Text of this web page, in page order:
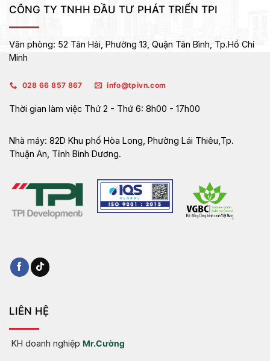
CÔNG TY TNHH ĐẦU TƯ PHÁT TRIỂN TPI
Văn phòng: 52 Tân Hải, Phường 13, Quận Tân Bình, Tp.Hồ Chí
Minh
028 66 857 867 info@tpivn.com
Thời gian làm việc Thứ 2 - Thứ 6: 8h00 - 17h00
Nhà máy: 82D Khu phố Hòa Long, Phường Lái Thiêu,Tp.
Thuận An, Tỉnh Bình Dương.
LIÊN HỆ
KH doanh nghiệp Mr.Cường